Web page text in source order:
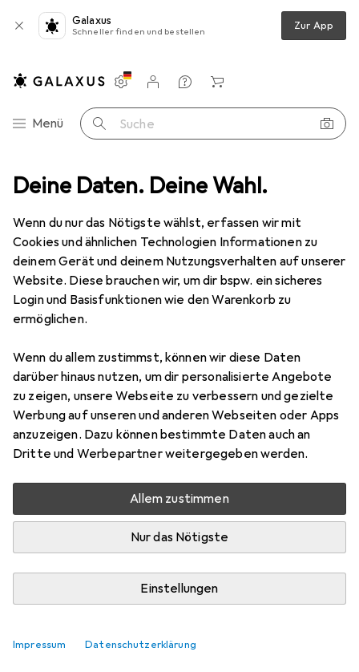
Deine Daten. Deine Wahl.
Wenn du nur das Nötigste wählst, erfassen wir mit
Cookies und ähnlichen Technologien Informationen zu
deinem Gerät und deinem Nutzungsverhalten auf unserer
Website. Diese brauchen wir, um dir bspw. ein sicheres
Login und Basisfunktionen wie den Warenkorb zu
ermöglichen.
Wenn du allem zustimmst, können wir diese Daten
darüber hinaus nutzen, um dir personalisierte Angebote
zu zeigen, unsere Webseite zu verbessern und gezielte
Werbung auf unseren und anderen Webseiten oder Apps
anzuzeigen. Dazu können bestimmte Daten auch an
Dritte und Werbepartner weitergegeben werden.
Allem zustimmen
Nur das Nötigste
Einstellungen
Impressum Datenschutzerklärung
Galaxus
Schneller finden und bestellen Zur App
Navigation nach Kategorien
Menü Suche
Einstellungen
Kundenkonto
Vergleichslisten
Merklisten
Warenkorb
Kochgeschirr Pfanne + Kochtopf Ballarini Ferrara Bratpfanne
5 Bilder
BallariniFerrara Bratpfanne
Preis in EUR inkl. MwSt.
EUR
66,20
3
Bewertungen Marke
Mehr von Ballarini
Zwischen Fr, 21.8. und Do, 27.8. geliefert
Nur 4 Stück an Lager beim Lieferanten
Benachrichtigen, wenn schneller verfügbar
Lieferort angeben für genaue Lieferzeit